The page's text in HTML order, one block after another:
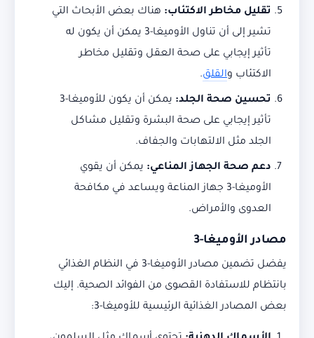
تقليل مخاطر الاكتئاب: هناك بعض الأبحاث التي
تشير إلى أن تناول الأوميغا-3 يمكن أن يكون له
تأثير إيجابي على صحة العقل وتقليل مخاطر
الاكتئاب والقلق.
تحسين صحة الجلد:
يمكن أن يكون للأوميغا-3
تأثير إيجابي على صحة البشرة وتقليل مشاكل
الجلد مثل الالتهابات والجفاف.
دعم صحة الجهاز المناعي: يمكن أن يقوي
الأوميغا-3 جهاز المناعة ويساعد في مكافحة
العدوى والأمراض.
مصادر الأوميغا-3
يفضل تضمين مصادر الأوميغا-3 في النظام الغذائي
بانتظام للاستفادة القصوى من الفوائد الصحية. إليك
بعض المصادر الغذائية الرئيسية للأوميغا-3: